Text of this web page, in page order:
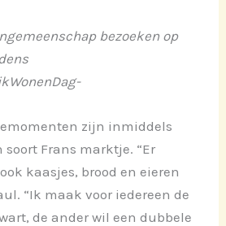
bezoeken op
zijn inmiddels
Frans marktje. “Er
kaasjes, brood en eieren
“Ik maak voor iedereen de
de ander wil een dubbele